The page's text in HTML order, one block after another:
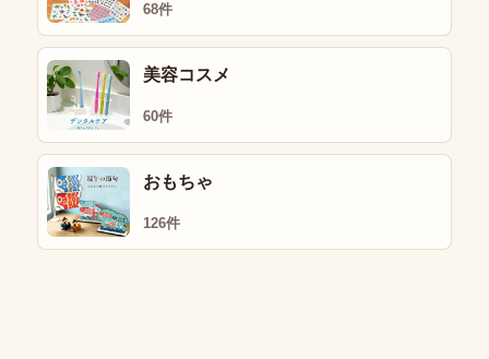
68件
美容コスメ
60件
おもちゃ
126件